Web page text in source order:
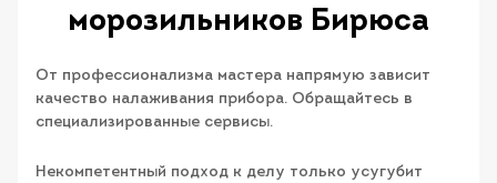
морозильников Бирюса
От профессионализма мастера напрямую зависит
качество налаживания прибора. Обращайтесь в
специализированные сервисы.
Некомпетентный подход к делу только усугубит